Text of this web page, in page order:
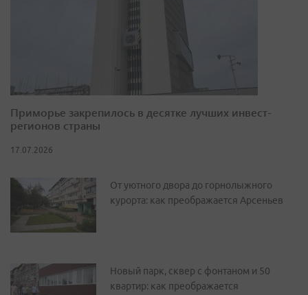
Приморье закрепилось в десятке лучших инвест-
регионов страны
17.07.2026
От уютного двора до горнолыжного
курорта: как преображается Арсеньев
Новый парк, сквер с фонтаном и 50
квартир: как преображается